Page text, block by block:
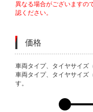
異なる場合がございますの
認ください。
価格
VARIATIONS
車両タイプ、タイヤサイズ
車両タイプ、タイヤサイズ
す。